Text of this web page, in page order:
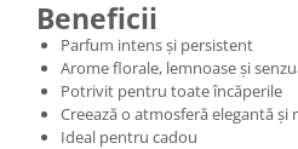
Beneficii
Parfum intens și persistent
Arome florale, lemnoase și
Potrivit pentru toate încăperile
Creează o atmosferă elegantă și
Ideal pentru cadou